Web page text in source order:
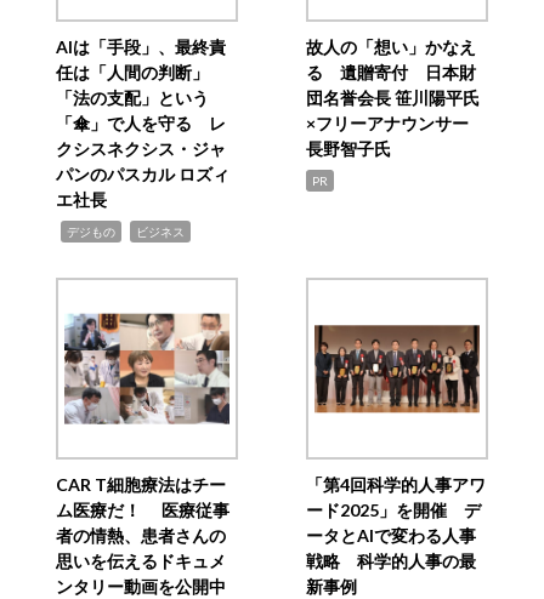
AIは「手段」、最終責
任は「人間の判断」
「法の支配」という
「傘」で人を守る レ
クシスネクシス・ジャ
パンのパスカル ロズィ
エ社長
デジもの ビジネス
故人の「想い」かなえ
る 遺贈寄付 日本財
団名誉会長 笹川陽平氏
×フリーアナウンサー
長野智子氏
PR
CAR T細胞療法はチー
ム医療だ！ 医療従事
者の情熱、患者さんの
思いを伝えるドキュメ
ンタリー動画を公開中
「第4回科学的人事アワ
ード2025」を開催 デ
ータとAIで変わる人事
戦略 科学的人事の最
新事例